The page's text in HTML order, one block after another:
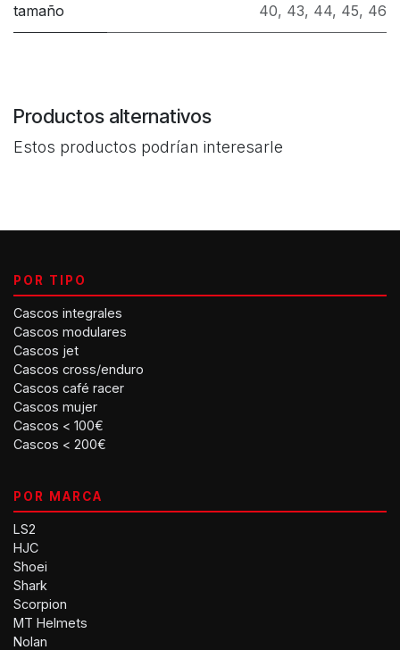
tamaño 40, 43, 44, 45, 46
Productos alternativos
Estos productos podrían interesarle
POR TIPO
Cascos integrales
Cascos modulares
Cascos jet
Cascos cross/enduro
Cascos café racer
Cascos mujer
Cascos < 100€
Cascos < 200€
POR MARCA
LS2
HJC
Shoei
Shark
Scorpion
MT Helmets
Nolan